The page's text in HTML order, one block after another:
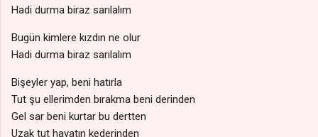
Hadi durma biraz sarılalım
Bugün kimlere kızdın ne olur
Hadi durma biraz sarılalım
Bişeyler yap, beni hatırla
Tut şu ellerimden bırakma beni derinden
Gel sar beni kurtar bu dertten
Uzak tut hayatın kederinden